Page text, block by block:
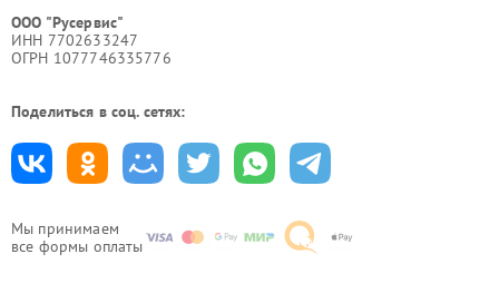
Мы принимаем
все формы оплаты
ООО "Русервис"
ИНН 7702633247
ОГРН 1077746335776
Поделиться в соц. сетях: